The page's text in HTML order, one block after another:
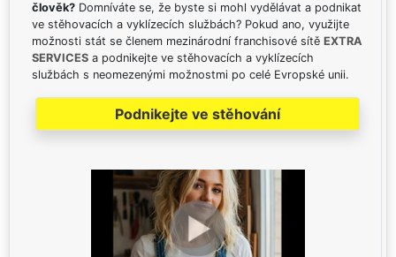
člověk? Domníváte se, že byste si mohl vydělávat a podnikat
ve stěhovacích a vyklízecích službách? Pokud ano, využijte
možnosti stát se členem mezinárodní franchisové sítě EXTRA
SERVICES a podnikejte ve stěhovacích a vyklízecích
službách s neomezenými možnostmi po celé Evropské unii.
Podnikejte ve stěhování